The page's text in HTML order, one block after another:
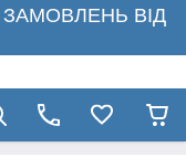
ВІД